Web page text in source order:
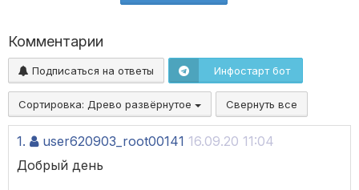
Комментарии
Подписаться на ответы Инфостарт бот
Сортировка: Древо развёрнутое Свернуть все
1. user620903_root00141 16.09.20 11:04
Добрый день